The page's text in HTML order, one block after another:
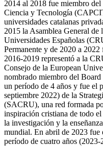
2014 al 2018 fue miembro
Ciencia y Tecnología
universidades catalanas
2015 la Asamblea General de
Universidades Españolas
Permanente y de 2020 a
2016-2019 representó a la
Consejo de la European
nombrado miembro del
un período de 4 años y fue el
septiembre 2022) de la
(SACRU), una red formada
inspiración cristiana de todo
la investigación y la
mundial. En abril de 2023 fue
período de cuatro años (2023-